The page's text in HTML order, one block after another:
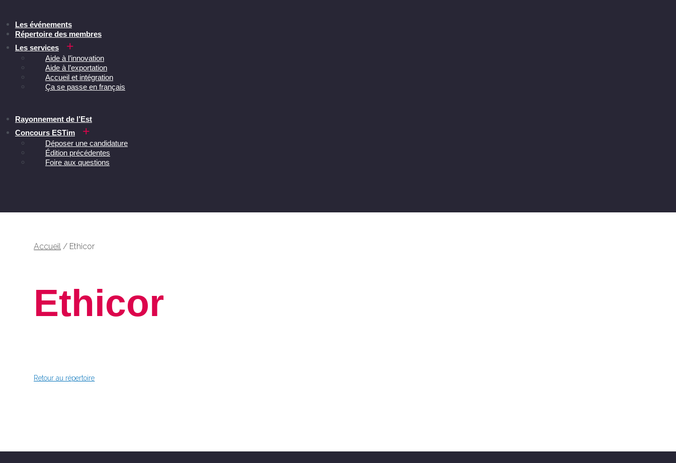
Les événements
Répertoire des membres
Les services
Aide à l’innovation
Aide à l’exportation
Accueil et intégration
Ça se passe en français
Rayonnement de l’Est
Concours ESTim
Déposer une candidature
Édition précédentes
Foire aux questions
Accueil / Ethicor
Ethicor
Retour au répertoire